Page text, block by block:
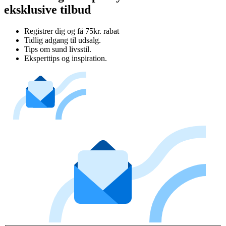
eksklusive tilbud
Registrer dig og få 75kr. rabat
Tidlig adgang til udsalg.
Tips om sund livsstil.
Eksperttips og inspiration.